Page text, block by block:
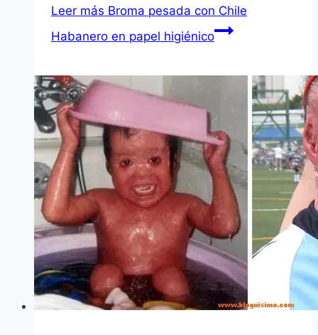
Leer más Broma pesada con Chile
Habanero en papel higiénico